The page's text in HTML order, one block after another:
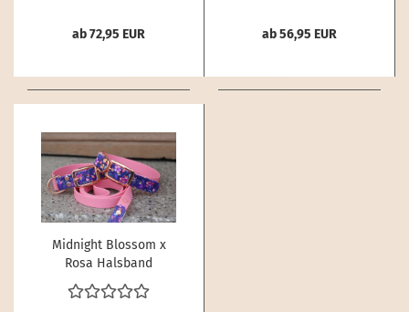
ab 72,95 EUR ab 56,95 EUR
Midnight Blossom x
Rosa Halsband